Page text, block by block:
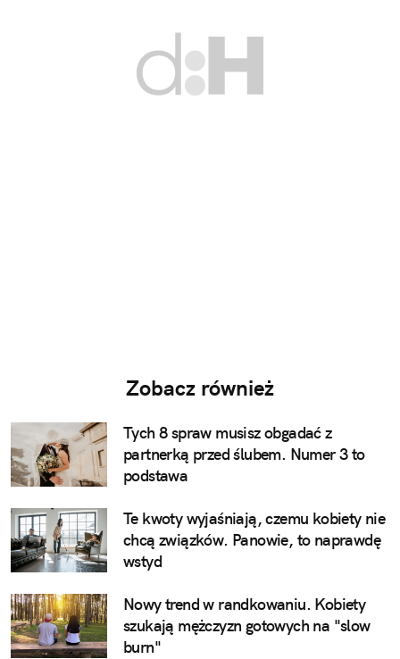
Zobacz również
Tych 8 spraw musisz obgadać z
partnerką przed ślubem. Numer 3 to
podstawa
Te kwoty wyjaśniają, czemu kobiety nie
chcą związków. Panowie, to naprawdę
wstyd
Nowy trend w randkowaniu. Kobiety
szukają mężczyzn gotowych na "slow
burn"